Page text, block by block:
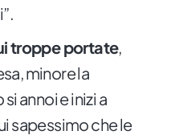
troppe portate,
minore la
annoi e inizi a
sapessimo che le